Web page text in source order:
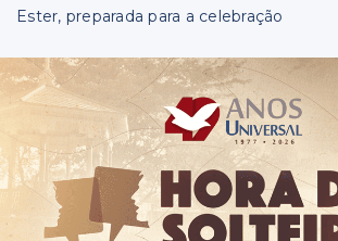
Ester, preparada para a celebração